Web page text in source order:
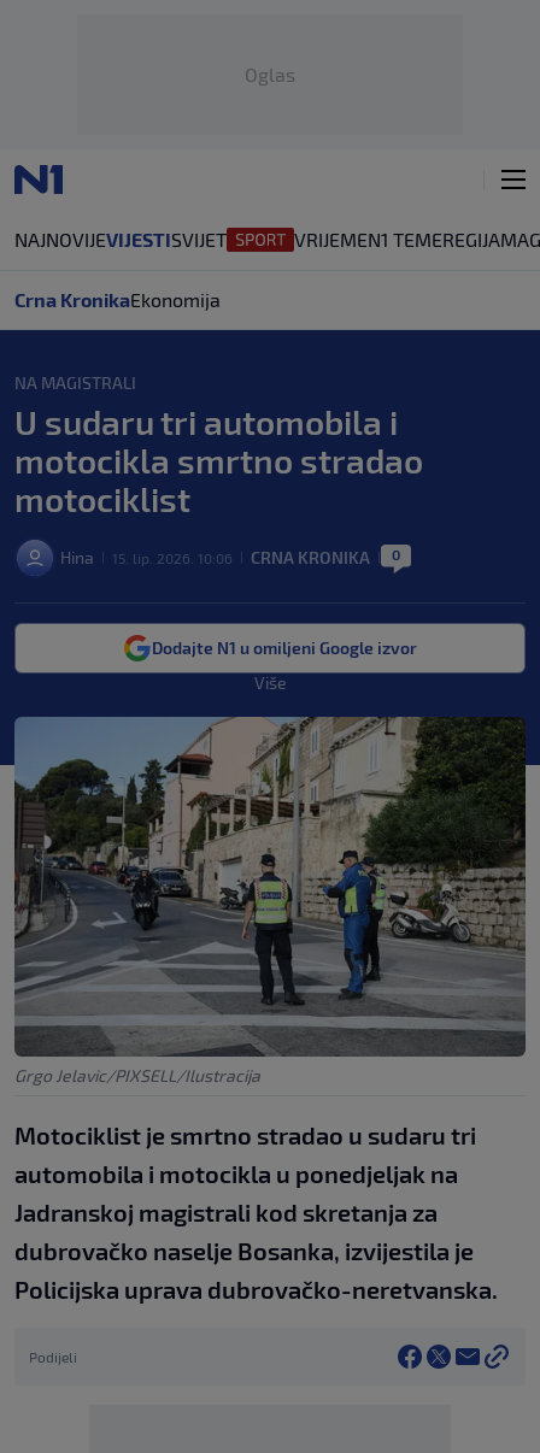
Oglas
NAJNOVIJEVIJESTISVIJET VRIJEMEN1 TEMEREGIJA
Crna KronikaEkonomija
NA MAGISTRALI
U sudaru tri automobila i
motocikla smrtno stradao
motociklist
Hina 15. lip. 2026. 10:06 CRNA KRONIKA 0
Dodajte N1 u omiljeni Google izvor
Više
Grgo Jelavic/PIXSELL/Ilustracija
Motociklist je smrtno stradao u sudaru tri
automobila i motocikla u ponedjeljak na
Jadranskoj magistrali kod skretanja za
dubrovačko naselje Bosanka, izvijestila je
Policijska uprava dubrovačko-neretvanska.
Podijeli